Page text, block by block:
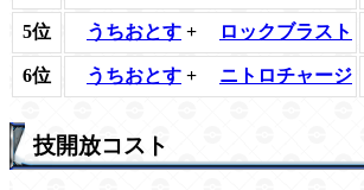
5位 うちおとす + ロックブラスト
6位 うちおとす + ニトロチャージ
技開放コスト